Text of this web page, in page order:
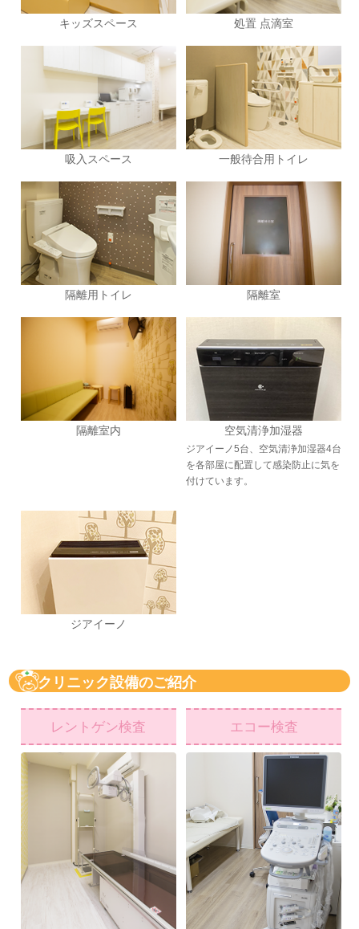
キッズスペース 処置 点滴室
吸入スペース 一般待合用トイレ
隔離用トイレ 隔離室
隔離室内 空気清浄加湿器
ジアイーノ5台、空気清浄加湿器4台
を各部屋に配置して感染防止に気を
付けています。
ジアイーノ
クリニック設備のご紹介
レントゲン検査 エコー検査